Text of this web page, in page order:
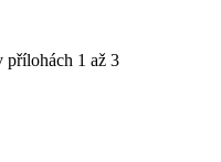
přílohách 1 až 3